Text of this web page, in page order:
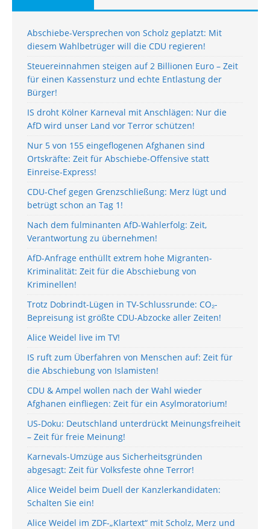
Abschiebe-Versprechen von Scholz geplatzt: Mit
diesem Wahlbetrüger will die CDU regieren!
Steuereinnahmen steigen auf 2 Billionen Euro – Zeit
für einen Kassensturz und echte Entlastung der
Bürger!
IS droht Kölner Karneval mit Anschlägen: Nur die
AfD wird unser Land vor Terror schützen!
Nur 5 von 155 eingeflogenen Afghanen sind
Ortskräfte: Zeit für Abschiebe-Offensive statt
Einreise-Express!
CDU-Chef gegen Grenzschließung: Merz lügt und
betrügt schon an Tag 1!
Nach dem fulminanten AfD-Wahlerfolg: Zeit,
Verantwortung zu übernehmen!
AfD-Anfrage enthüllt extrem hohe Migranten-
Kriminalität: Zeit für die Abschiebung von
Kriminellen!
Trotz Dobrindt-Lügen in TV-Schlussrunde: CO₂-
Bepreisung ist größte CDU-Abzocke aller Zeiten!
Alice Weidel live im TV!
IS ruft zum Überfahren von Menschen auf: Zeit für
die Abschiebung von Islamisten!
CDU & Ampel wollen nach der Wahl wieder
Afghanen einfliegen: Zeit für ein Asylmoratorium!
US-Doku: Deutschland unterdrückt Meinungsfreiheit
– Zeit für freie Meinung!
Karnevals-Umzüge aus Sicherheitsgründen
abgesagt: Zeit für Volksfeste ohne Terror!
Alice Weidel beim Duell der Kanzlerkandidaten:
Schalten Sie ein!
Alice Weidel im ZDF-„Klartext“ mit Scholz, Merz und